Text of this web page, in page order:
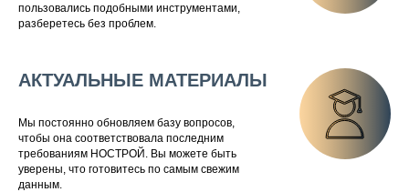
пользовались подобными инструментами,
разберетесь без проблем.
АКТУАЛЬНЫЕ МАТЕРИАЛЫ
Мы постоянно обновляем базу вопросов,
чтобы она соответствовала последним
требованиям НОСТРОЙ. Вы можете быть
уверены, что готовитесь по самым свежим
данным.